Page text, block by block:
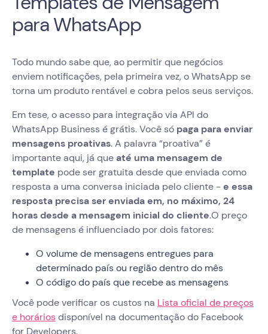
para WhatsApp
Todo mundo sabe que, ao permitir que negócios
enviem notificações, pela primeira vez, o WhatsApp se
torna um produto rentável e cobra pelos seus serviços.
Em tese, o acesso para integração via API do
WhatsApp Business é grátis. Você só paga para enviar
mensagens proativas. A palavra “proativa” é
importante aqui, já queaté uma mensagem de
template pode ser gratuita desde que enviada como
resposta a uma conversa iniciada pelo cliente -e essa
resposta precisa ser enviada em, no máximo, 24
horas desde a mensagem inicial do cliente.O preço
de mensagens é influenciado por dois fatores:
O volume de mensagens entregues para
determinado país ou região dentro do mês
O código do país que recebe as mensagens
Você pode verificar os custos na Lista oficial de preços
e horáriosdisponível na documentação do Facebook